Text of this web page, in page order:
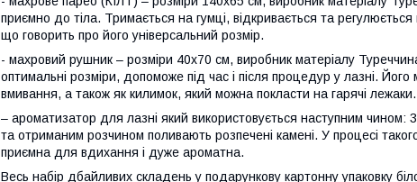
приємно до тіла. Тримається на гумці, відкривається та
що говорить про його універсальний розмір.
- махровий рушник – розміри 40х70 см, виробник матеріалу
оптимальні розміри, допоможе під час і після процедур у лазні.
вмивання, а також як килимок, який можна покласти на гарячі лежаки.
– ароматизатор для лазні який використовується наступним чином:
та отриманим розчином поливають розпечені камені. У процесі
приємна для вдихання і дуже ароматна.
Весь набір дбайливих складень у подарункову картонну упаковку